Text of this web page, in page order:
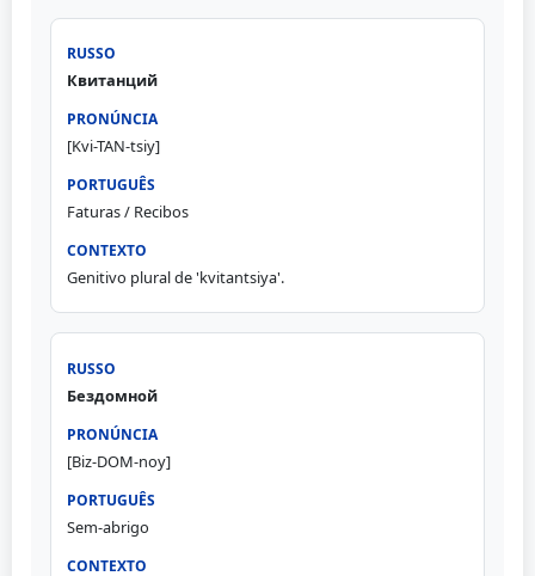
Квитанций
[Kvi-TAN-tsiy]
Faturas / Recibos
Genitivo plural de 'kvitantsiya'.
Бездомной
[Biz-DOM-noy]
Sem-abrigo